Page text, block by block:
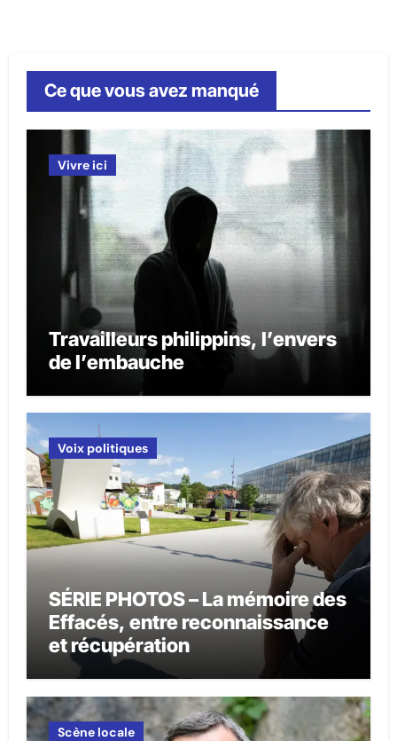
Ce que vous avez manqué
Vivre ici
Travailleurs philippins, l’envers
de l’embauche
Voix politiques
SÉRIE PHOTOS – La mémoire des
Effacés, entre reconnaissance
et récupération
Scène locale